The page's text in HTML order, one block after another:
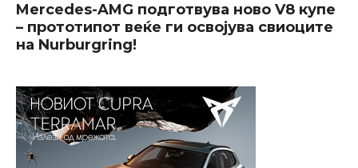
Mercedes-AMG подготвува ново V8 купе
– прототипот веќе ги освојува свиоците
на Nurburgring!